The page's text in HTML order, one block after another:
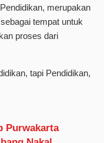
merupakan
tempat untuk
proses dari
tapi Pendidikan,
Purwakarta